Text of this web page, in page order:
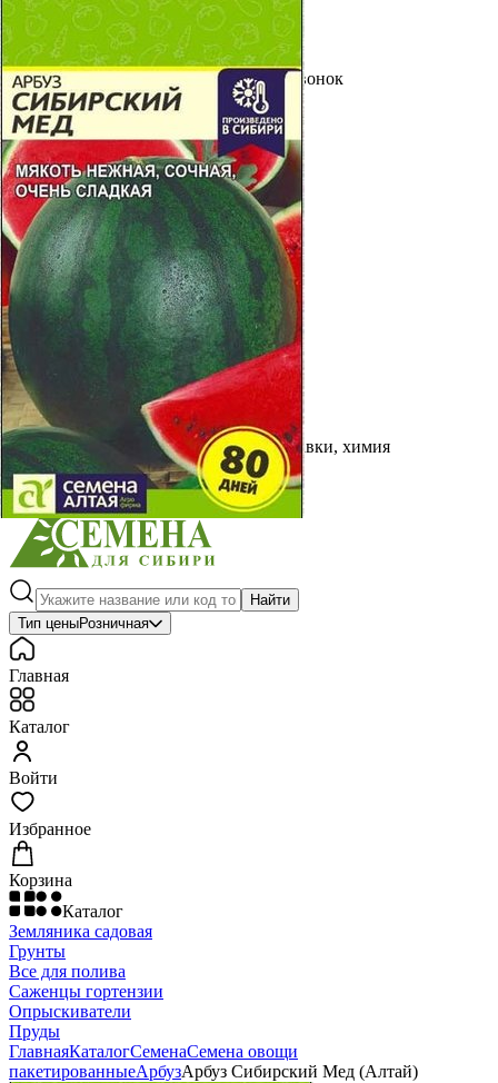
Выберите город
Обратный звонокЗаказать обратный звонок
Каталог
Семена
Грунты
Газонные травы, сидераты
Горшки, рассадники, аксессуары
Посадочный материал
Садовый инструмент, инвентарь
Консервирование
Средства защиты, удобрения, добавки, химия
Обустройство сада, декор
Найти
Тип ценыРозничная
Главная
Каталог
Войти
Избранное
Корзина
Каталог
Земляника садовая
Грунты
Все для полива
Саженцы гортензии
Опрыскиватели
Пруды
ГлавнаяКаталогСеменаСемена овощи
пакетированныеАрбузАрбуз Сибирский Мед (Алтай)